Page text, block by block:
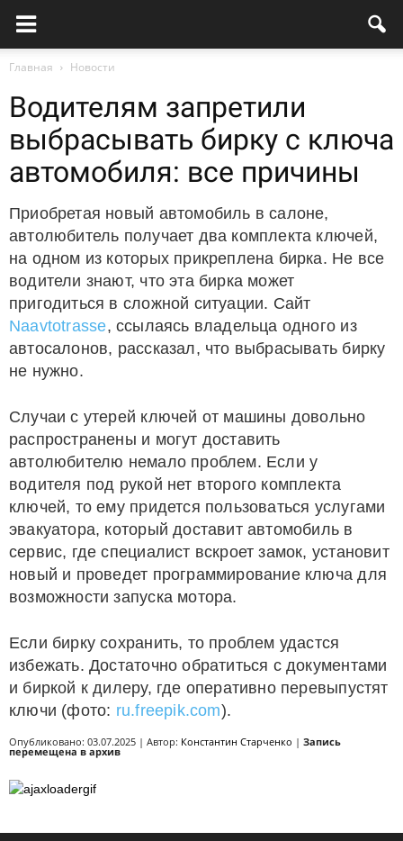
Главная Новости
Водителям запретили
выбрасывать бирку с ключа
автомобиля: все причины
Приобретая новый автомобиль в салоне,
автолюбитель получает два комплекта ключей,
на одном из которых прикреплена бирка. Не все
водители знают, что эта бирка может
пригодиться в сложной ситуации. Сайт
Naavtotrasse, ссылаясь владельца одного из
автосалонов, рассказал, что выбрасывать бирку
не нужно.
Случаи с утерей ключей от машины довольно
распространены и могут доставить
автолюбителю немало проблем. Если у
водителя под рукой нет второго комплекта
ключей, то ему придется пользоваться услугами
эвакуатора, который доставит автомобиль в
сервис, где специалист вскроет замок, установит
новый и проведет программирование ключа для
возможности запуска мотора.
Если бирку сохранить, то проблем удастся
избежать. Достаточно обратиться с документами
и биркой к дилеру, где оперативно перевыпустят
ключи (фото: ru.freepik.com).
Опубликовано: 03.07.2025 | Автор: Константин Старченко | Запись
перемещена в архив